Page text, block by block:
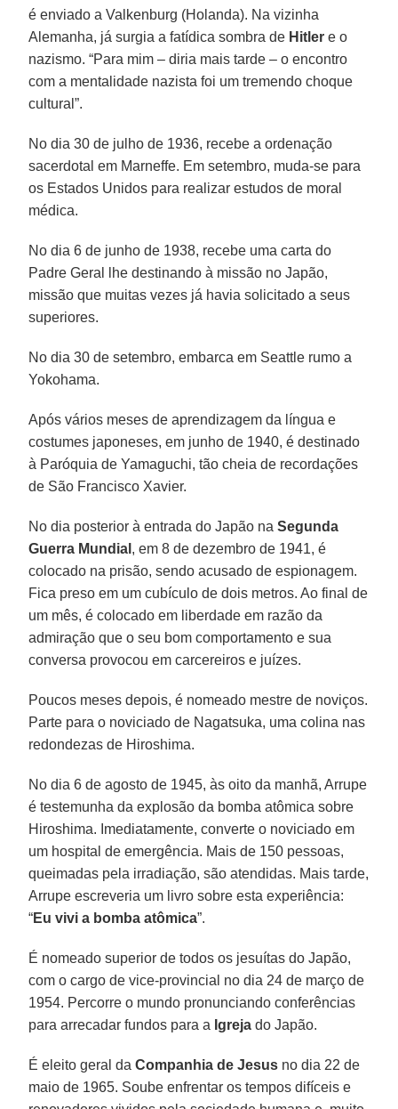
é enviado a Valkenburg (Holanda). Na vizinha
Alemanha, já surgia a fatídica sombra de Hitler e o
nazismo. “Para mim – diria mais tarde – o encontro
com a mentalidade nazista foi um tremendo choque
cultural”.
No dia 30 de julho de 1936, recebe a ordenação
sacerdotal em Marneffe. Em setembro, muda-se para
os Estados Unidos para realizar estudos de moral
médica.
No dia 6 de junho de 1938, recebe uma carta do
Padre Geral lhe destinando à missão no Japão,
missão que muitas vezes já havia solicitado a seus
superiores.
No dia 30 de setembro, embarca em Seattle rumo a
Yokohama.
Após vários meses de aprendizagem da língua e
costumes japoneses, em junho de 1940, é destinado
à Paróquia de Yamaguchi, tão cheia de recordações
de São Francisco Xavier.
No dia posterior à entrada do Japão naSegunda
Guerra Mundial , em 8 de dezembro de 1941, é
colocado na prisão, sendo acusado de espionagem.
Fica preso em um cubículo de dois metros. Ao final de
um mês, é colocado em liberdade em razão da
admiração que o seu bom comportamento e sua
conversa provocou em carcereiros e juízes.
Poucos meses depois, é nomeado mestre de noviços.
Parte para o noviciado de Nagatsuka, uma colina nas
redondezas de Hiroshima.
No dia 6 de agosto de 1945, às oito da manhã, Arrupe
é testemunha da explosão da bomba atômica sobre
Hiroshima. Imediatamente, converte o noviciado em
um hospital de emergência. Mais de 150 pessoas,
queimadas pela irradiação, são atendidas. Mais tarde,
Arrupe escreveria um livro sobre esta experiência:
“Eu vivi a bomba atômica”.
É nomeado superior de todos os jesuítas do Japão,
com o cargo de vice-provincial no dia 24 de março de
1954. Percorre o mundo pronunciando conferências
para arrecadar fundos para a Igreja do Japão.
É eleito geral daCompanhia de Jesus no dia 22 de
maio de 1965. Soube enfrentar os tempos difíceis e